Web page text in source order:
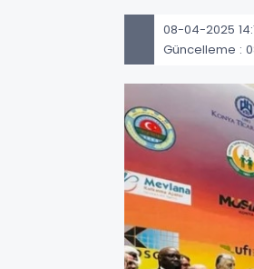
08-04-2025
Güncelleme :